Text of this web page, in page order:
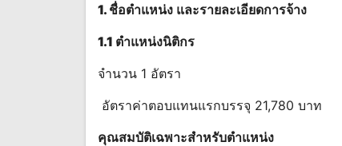
1. ชื่อตําแหน่ง และรายละเอียดการจ้าง
1.1 ตําแหน่งนิติกร
จํานวน 1 อัตรา
อัตราค่าตอบแทนแรกบรรจุ 21,780 บาท
คุณสมบัติเฉพาะสําหรับตําแหน่ง